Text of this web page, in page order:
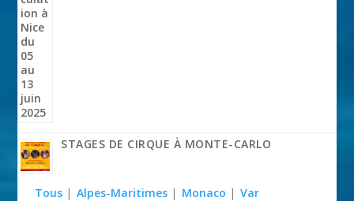
STAGES DE CIRQUE À MONTE-CARLO
Tous | Alpes-Maritimes | Monaco | Var